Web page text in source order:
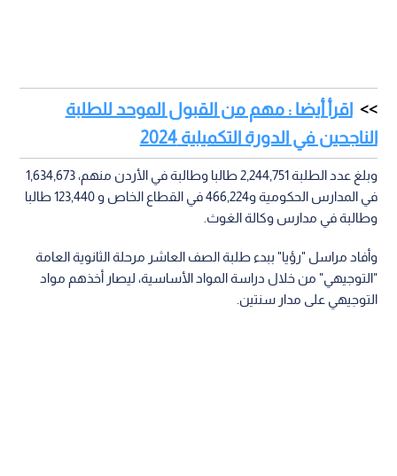
اقرأ أيضا : مهم من القبول الموحد للطلبة
الناجحين في الدورة التكميلية 2024
وبلغ عدد الطلبة 2,244,751 طالبا وطالبة في الأردن منهم، 1,634,673
في المدارس الحكومية و466,224 في القطاع الخاص و 123,440 طالبا
وطالبة في مدارس وكالة الغوث.
وأفاد مراسل "رؤيا" ببدء طلبة الصف العاشر مرحلة الثانوية العامة
"التوجيهي" من خلال دراسة المواد الأساسية، ليصار أخذهم مواد
التوجيهي على مدار سنتين.